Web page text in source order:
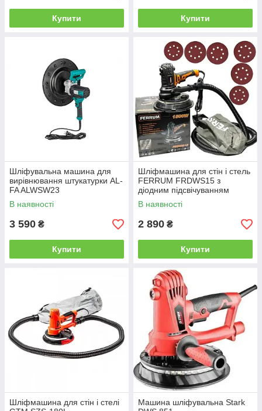
Купити Купити
Шліфувальна машина для
вирівнювання штукатурки AL-
FA ALWSW23
В наявності
3 590 ₴
Купити
Шліфмашина для стін і стель
FERRUM FRDWS15 з
діодним підсвічуванням
В наявності
2 890 ₴
Купити
Шліфмашина для стін і стелі
Машина шліфувальна Stark